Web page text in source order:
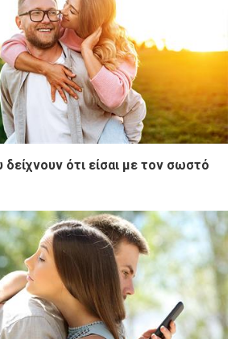
δείχνουν ότι είσαι με τον σωστό